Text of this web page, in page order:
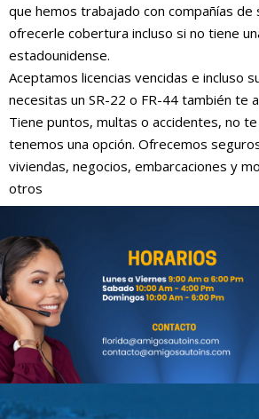
que hemos trabajado con compañías de
ofrecerle cobertura incluso si no tiene
estadounidense.
Aceptamos licencias vencidas e incluso
necesitas un SR-22 o FR-44 también te
Tiene puntos, multas o accidentes, no
tenemos una opción. Ofrecemos
viviendas, negocios, embarcaciones y
otros